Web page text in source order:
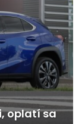
4×4 –